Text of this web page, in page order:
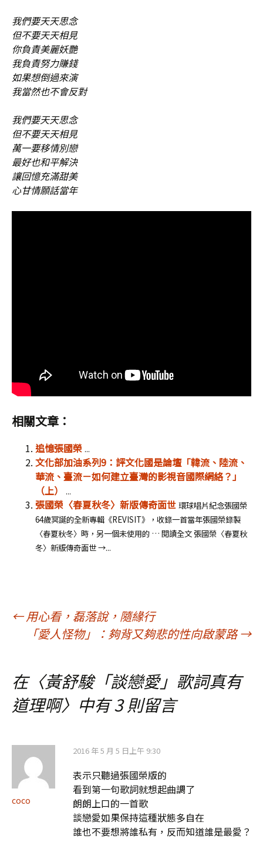
我們要天天思念
但不要天天相見
你負責美麗妖艷
我負責努力賺錢
如果想倒過來演
我當然也不會反對
我們要天天思念
但不要天天相見
萬一要移情別戀
最好也和平解決
讓回憶充滿甜美
心甘情願話當年
相關文章：
追憶張國榮 ...
文化部加油系列9：評文化國是論壇「韓流、陸流、
華流、臺流－如何建立臺灣的影視音國際網絡？」
（上）
...
張國榮〈春夏秋冬〉新版傳奇面世 環球唱片紀念張國榮
64歲冥誕的全新專輯《REVISIT》，收錄一首當年張國榮錄製
〈春夏秋冬〉時，另一個未使用的 … 閱讀全文 張國榮〈春夏秋
冬〉新版傳奇面世 →...
文
導
覽
←用心看，磊落說，隨緣行
「愛人怪物」：夠背又夠悲的性向啟蒙路→
在〈黃舒駿「談戀愛」歌詞真有
道理啊〉中有 3 則留言
coco
2016 年 5 月 5 日上午 9:30
表示只聽過張國榮版的
看到第一句歌詞就想起曲調了
朗朗上口的一首歌
談戀愛如果保持這種狀態多自在
誰也不要想將誰私有，反而知道誰是最愛？